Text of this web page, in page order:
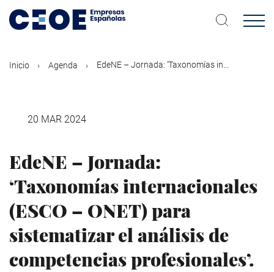
contenido
Inicio Agenda EdeNE – Jornada: ‘Taxonomías in...
20 MAR 2024
EdeNE – Jornada:
‘Taxonomías internacionales
(ESCO – ONET) para
sistematizar el análisis de
competencias profesionales’.